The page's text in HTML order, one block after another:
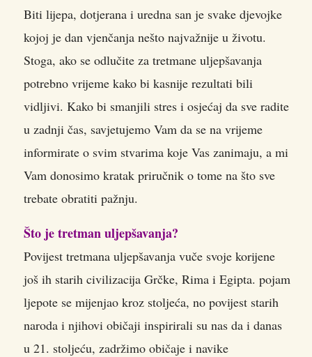
Biti lijepa, dotjerana i uredna san je svake djevojke
kojoj je dan vjenčanja nešto najvažnije u životu.
Stoga, ako se odlučite za tretmane uljepšavanja
potrebno vrijeme kako bi kasnije rezultati bili
vidljivi. Kako bi smanjili stres i osjećaj da sve radite
u zadnji čas, savjetujemo Vam da se na vrijeme
informirate o svim stvarima koje Vas zanimaju, a mi
Vam donosimo kratak priručnik o tome na što sve
trebate obratiti pažnju.
Što je tretman uljepšavanja?
Povijest tretmana uljepšavanja vuče svoje korijene
još ih starih civilizacija Grčke, Rima i Egipta. pojam
ljepote se mijenjao kroz stoljeća, no povijest starih
naroda i njihovi običaji inspirirali su nas da i danas
u 21. stoljeću, zadržimo običaje i navike